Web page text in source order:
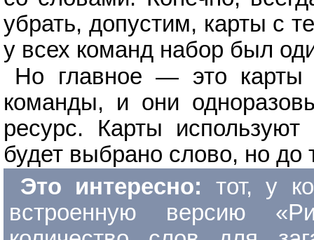
убрать, допустим, карты с
у всех команд набор был
Но главное — это карты
команды, и они
ресурс. Карты
будет выбрано слово, но до
Это интересно: тот, у
встроенную версию